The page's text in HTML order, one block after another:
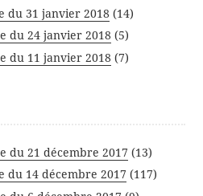
du 31 janvier 2018 (14)
du 24 janvier 2018 (5)
du 11 janvier 2018 (7)
du 21 décembre 2017 (13)
du 14 décembre 2017 (117)